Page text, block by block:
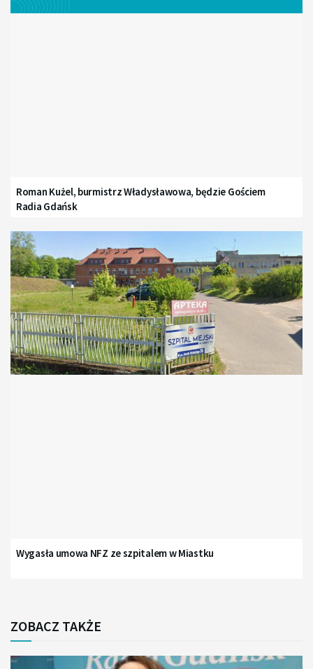
Roman Kużel, burmistrz Władysławowa, będzie Gościem
Radia Gdańsk
Wygasła umowa NFZ ze szpitalem w Miastku
ZOBACZ TAKŻE